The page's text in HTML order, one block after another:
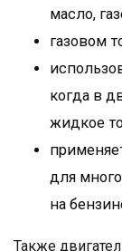
масло,
газовом
когда в
жидкое
для
на
Также